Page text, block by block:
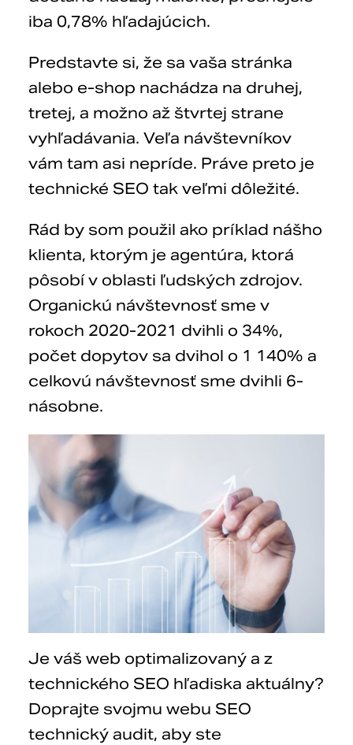
iba 0,78% hľadajúcich.
Predstavte si, že sa vaša stránka
alebo e-shop nachádza na druhej,
tretej, a možno až štvrtej strane
vyhľadávania. Veľa návštevníkov
vám tam asi nepríde. Práve preto je
technické SEO tak veľmi dôležité.
Rád by som použil ako príklad nášho
klienta, ktorým je agentúra, ktorá
pôsobí v oblasti ľudských zdrojov.
Organickú návštevnosť sme v
rokoch 2020-2021 dvihli o 34%,
počet dopytov sa dvihol o 1 140% a
celkovú návštevnosť sme dvihli 6-
násobne.
Je váš web optimalizovaný a z
technického SEO hľadiska aktuálny?
Doprajte svojmu webu SEO
technický audit, aby ste